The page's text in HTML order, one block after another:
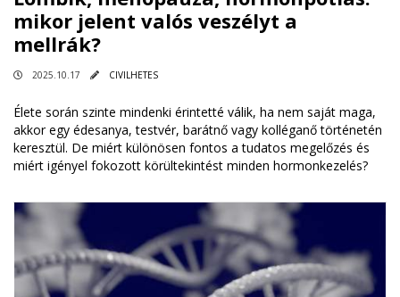
mikor jelent valós veszélyt a
mellrák?
2025.10.17 CIVILHETES
Élete során szinte mindenki érintetté válik, ha nem saját maga,
akkor egy édesanya, testvér, barátnő vagy kolléganő történetén
keresztül. De miért különösen fontos a tudatos megelőzés és
miért igényel fokozott körültekintést minden hormonkezelés?